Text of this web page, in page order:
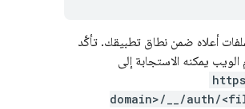
أعلاه ضمن نطاق تطبيقك. تأكَّد
يمكنه الاستجابة إلى
domain>/__/auth/